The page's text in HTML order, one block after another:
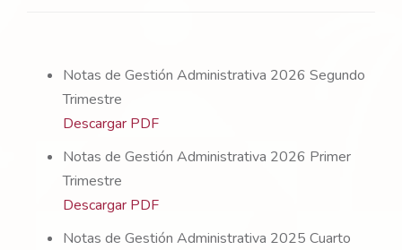
Notas de Gestión Administrativa 2026 Segundo
Trimestre
Descargar PDF
Notas de Gestión Administrativa 2026 Primer
Trimestre
Descargar PDF
Notas de Gestión Administrativa 2025 Cuarto